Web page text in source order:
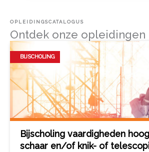
OPLEIDINGSCATALOGUS
Ontdek onze
Bijscholing vaardigheden
schaar en/of knik- of
BIJSCHOLING